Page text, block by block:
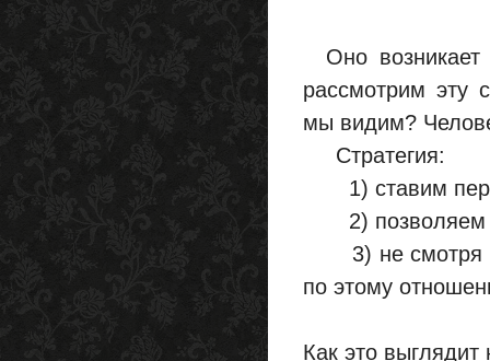
Оно возникает
рассмотрим эту
мы видим?
Стратегия:
1) ставим
2) позволяем
3) не смотря
по этому
Как это выглядит